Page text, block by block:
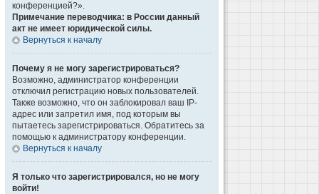
конференцией?».
Примечание переводчика: в России данный
акт не имеет юридической силы.
Вернуться к началу
Почему я не могу зарегистрироваться?
Возможно, администратор конференции
отключил регистрацию новых пользователей.
Также возможно, что он заблокировал ваш IP-
адрес или запретил имя, под которым вы
пытаетесь зарегистрироваться. Обратитесь за
помощью к администратору конференции.
Вернуться к началу
Я только что зарегистрировался, но не могу
войти!